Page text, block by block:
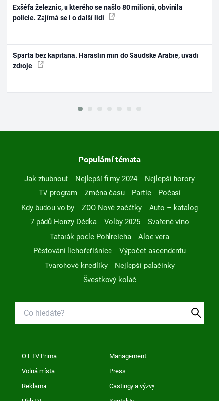
Exšéfa železnic, u kterého se našlo 80 milionů, obvinila
policie. Zajímá se i o další lidi
Sparta bez kapitána. Haraslín míří do Saúdské Arábie, uvádí
zdroje
Populární témata
Jak zhubnout Nejlepší filmy 2024
Nejlepší horory
TV program
Změna času Partie
Počasí
Kdy budou volby
ZOO Nové začátky
Auto – katalog
7 pádů Honzy Dědka
Volby 2025
Svařené víno
Tatarák podle Pohlreicha
Aloe vera
Pěstování lichořeřišnice
Výpočet ascendentu
Tvarohové knedlíky
Nejlepší palačinky
Švestkový koláč
O FTV Prima Management
Volná místa Press
Reklama Castingy a výzvy